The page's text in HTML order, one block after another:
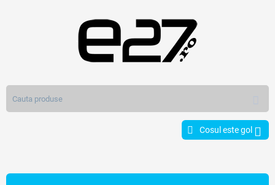
Cosul este gol